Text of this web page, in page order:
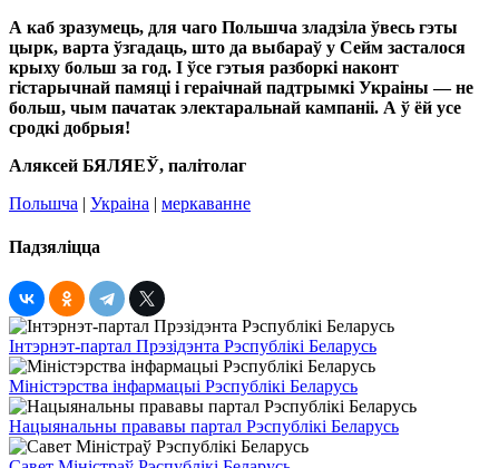
А каб зразумець, для чаго Польшча зладзіла ўвесь гэты
цырк, варта ўзгадаць, што да выбараў у Сейм засталося
крыху больш за год. І ўсе гэтыя разборкі наконт
гістарычнай памяці і гераічнай падтрымкі Украіны — не
больш, чым пачатак электаральнай кампаніі. А ў ёй усе
сродкі добрыя!
Аляксей БЯЛЯЕЎ, палітолаг
Польшча | Украіна | меркаванне
Падзяліцца
Інтэрнэт-партал Прэзідэнта Рэспублікі Беларусь
Міністэрства інфармацыі Рэспублікі Беларусь
Нацыянальны прававы партал Рэспублікі Беларусь